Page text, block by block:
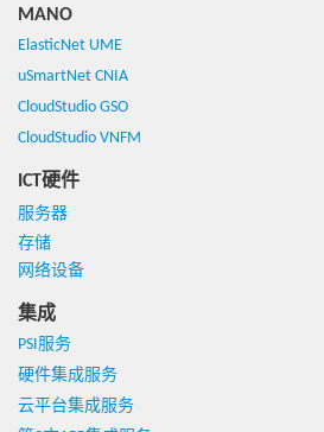
MANO
ElasticNet UME
uSmartNet CNIA
CloudStudio GSO
CloudStudio VNFM
ICT硬件
服务器
存储
网络设备
集成
PSI服务
硬件集成服务
云平台集成服务